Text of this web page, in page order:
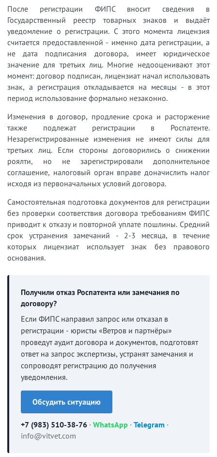
После регистрации ФИПС вносит сведения в
Государственный реестр товарных знаков и выдаёт
уведомление о регистрации. С этого момента лицензия
считается предоставленной - именно дата регистрации, а
не дата подписания договора, имеет юридическое
значение для третьих лиц. Многие недооценивают этот
момент: договор подписан, лицензиат начал использовать
знак, а регистрация откладывается на месяцы - в этот
период использование формально незаконно.
Изменения в договор, продление срока и расторжение
также подлежат регистрации в Роспатенте.
Незарегистрированные изменения не имеют силы для
третьих лиц. Если стороны договорились о снижении
роялти, но не зарегистрировали дополнительное
соглашение, налоговый орган вправе доначислить налог
исходя из первоначальных условий договора.
Самостоятельная подготовка документов для регистрации
без проверки соответствия договора требованиям ФИПС
приводит к отказу и повторной уплате пошлины. Средний
срок устранения замечаний - 2-3 месяца, в течение
которых лицензиат использует знак без правового
основания.
Получили отказ Роспатента или замечания по
договору?
Если ФИПС направил запрос или отказал в
регистрации - юристы «Ветров и партнёры»
проведут аудит договора и документов, подготовят
ответ на запрос экспертизы, устранят замечания и
сопроводят регистрацию до получения
уведомления.
Обсудить ситуацию
+7 (983) 510-38-76 · WhatsApp · Telegram ·
info@vitvet.com